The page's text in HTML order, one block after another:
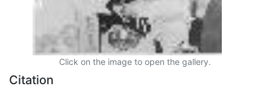
Click on the image to open the gallery.
Citation